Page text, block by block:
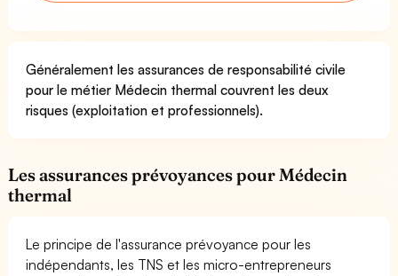
Généralement les assurances de responsabilité civile
pour le métier Médecin thermal couvrent les deux
risques (exploitation et professionnels).
Les assurances prévoyances pour Médecin
thermal
Le principe de l'assurance prévoyance pour les
indépendants, les TNS et les micro-entrepreneurs